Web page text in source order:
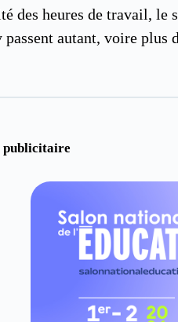
heures de travail, le
autant, voire plus
publicitaire